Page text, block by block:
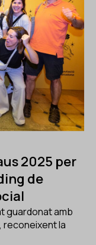
2025 per
de
guardonat amb
reconeixent la